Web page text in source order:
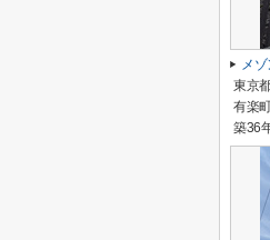
メ
東京
有楽
築36